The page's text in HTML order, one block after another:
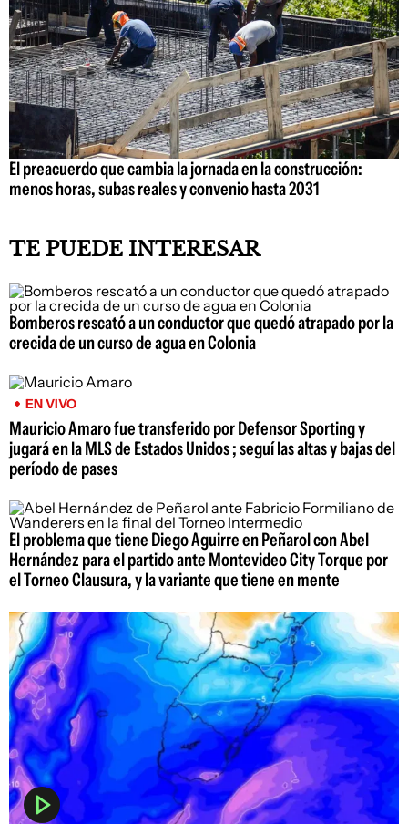
El preacuerdo que cambia la jornada en la construcción:
menos horas, subas reales y convenio hasta 2031
TE PUEDE INTERESAR
Bomberos rescató a un conductor que quedó atrapado por la
crecida de un curso de agua en Colonia
EN VIVO
Mauricio Amaro fue transferido por Defensor Sporting y
jugará en la MLS de Estados Unidos ; seguí las altas y bajas del
período de pases
El problema que tiene Diego Aguirre en Peñarol con Abel
Hernández para el partido ante Montevideo City Torque por
el Torneo Clausura, y la variante que tiene en mente